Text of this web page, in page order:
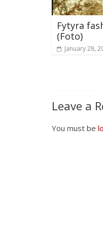
Fytyra
(Foto)
January 28,
Leave a
You must be